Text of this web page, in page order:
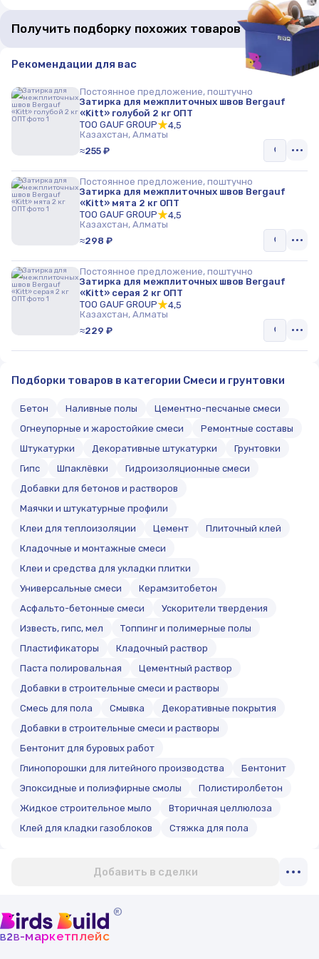
Получить подборку похожих товаров
Рекомендации для вас
Постоянное предложение, поштучно
Затирка для межплиточных швов Bergauf
«Kitt» голубой 2 кг ОПТ
TOO GAUF GROUP
4,5
Казахстан, Алматы
≈255 ₽
Постоянное предложение, поштучно
Затирка для межплиточных швов Bergauf
«Kitt» мята 2 кг ОПТ
TOO GAUF GROUP
4,5
Казахстан, Алматы
≈298 ₽
Постоянное предложение, поштучно
Затирка для межплиточных швов Bergauf
«Kitt» серая 2 кг ОПТ
TOO GAUF GROUP
4,5
Казахстан, Алматы
≈229 ₽
Подборки товаров в категории Смеси и грунтовки
Бетон Наливные полы
Цементно-песчаные смеси
Огнеупорные и жаростойкие смеси
Ремонтные составы
Штукатурки
Декоративные штукатурки
Грунтовки
Гипс
Шпаклёвки
Гидроизоляционные смеси
Добавки для бетонов и растворов
Маячки и штукатурные профили
Клеи для теплоизоляции
Цемент
Плиточный клей
Кладочные и монтажные смеси
Клеи и средства для укладки плитки
Универсальные смеси
Керамзитобетон
Асфальто-бетонные смеси
Ускорители твердения
Известь, гипс, мел
Топпинг и полимерные полы
Пластификаторы
Кладочный раствор
Паста полировальная
Цементный раствор
Добавки в строительные смеси и растворы
Смесь для пола
Смывка
Декоративные покрытия
Добавки в строительные смеси и растворы
Бентонит для буровых работ
Глинопорошки для литейного производства
Бентонит
Эпоксидные и полиэфирные смолы
Полистиролбетон
Жидкое строительное мыло
Вторичная целлюлоза
Клей для кладки газоблоков
Стяжка для пола
Добавить в сделки
®
b2b-маркетплейс